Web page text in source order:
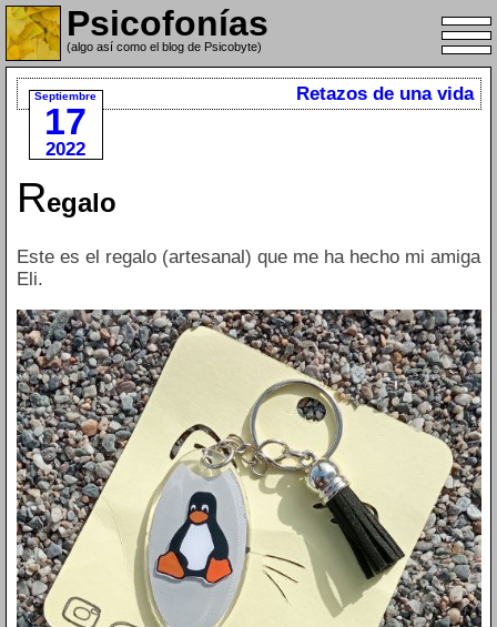
Psicofonías
(algo así como el blog de Psicobyte)
Septiembre
17
2022
Retazos de una vida
Regalo
Este es el regalo (artesanal) que me ha hecho mi amiga
Eli.